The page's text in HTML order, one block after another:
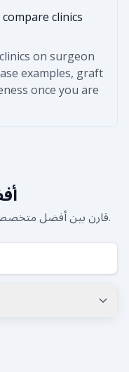
clinics
on surgeon
examples, graft
once you are
قارن بين أفضل متخصصي استعادة الشعر في جميع أنحاء العالم.